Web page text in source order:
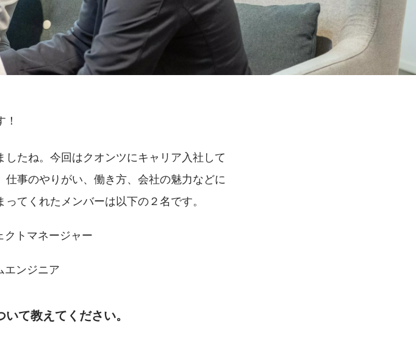
たね。今回はクオンツにキャリア入社して
事のやりがい、働き方、会社の魅力などに
てくれたメンバーは以下の２名です。
クトマネージャー
エンジニア
て教えてください。